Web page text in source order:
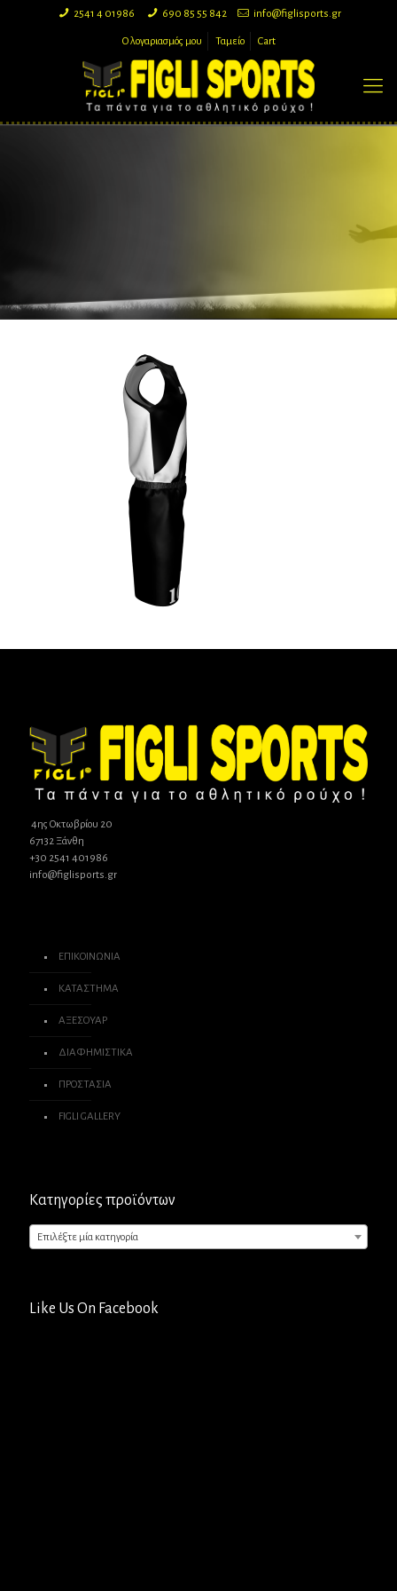
2541 4 01986 690 85 55 842 info@figlisports.gr
Ο λογαριασμός μου Ταμείο Cart
4ης Οκτωβρίου 20
67132 Ξάνθη
+30 2541 401986
info@figlisports.gr
ΕΠΙΚΟΙΝΩΝΙΑ
ΚΑΤΑΣΤΗΜΑ
ΑΞΕΣΟΥΑΡ
ΔΙΑΦΗΜΙΣΤΙΚΑ
ΠΡΟΣΤΑΣΙΑ
FIGLI GALLERY
Κατηγορίες προϊόντων
Επιλέξτε μία κατηγορία
Like Us On Facebook